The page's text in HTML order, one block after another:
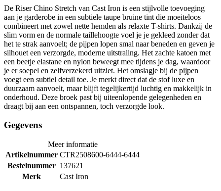
De Riser Chino Stretch van Cast Iron is een stijlvolle toevoeging
aan je garderobe in een subtiele taupe bruine tint die moeiteloos
combineert met zowel nette hemden als relaxte T-shirts. Dankzij de
slim vorm en de normale taillehoogte voel je je gekleed zonder dat
het te strak aanvoelt; de pijpen lopen smal naar beneden en geven je
silhouet een verzorgde, moderne uitstraling. Het zachte katoen met
een beetje elastane en nylon beweegt mee tijdens je dag, waardoor
je er soepel en zelfverzekerd uitziet. Het omslagje bij de pijpen
voegt een subtiel detail toe. Je merkt direct dat de stof luxe en
duurzaam aanvoelt, maar blijft tegelijkertijd luchtig en makkelijk in
onderhoud. Deze broek past bij uiteenlopende gelegenheden en
draagt bij aan een ontspannen, toch verzorgde look.
Gegevens
Meer informatie
Artikelnummer CTR2508600-6444-6444
Bestelnummer 137621
Merk
Cast Iron